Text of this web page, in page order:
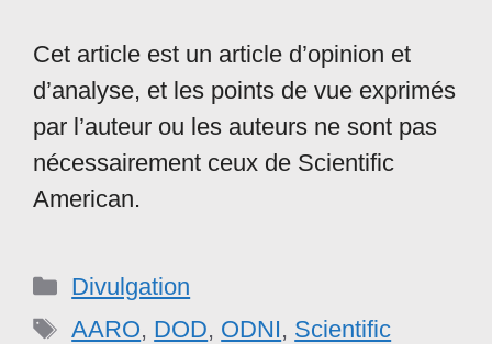
Cet article est un article d’opinion et
d’analyse, et les points de vue exprimés
par l’auteur ou les auteurs ne sont pas
nécessairement ceux de Scientific
American.
Catégories
Divulgation
Étiquettes
AARO, DOD, ODNI, Scientific